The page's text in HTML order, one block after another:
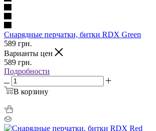
Снарядные перчатки, битки RDX Green
589 грн.
Варианты цен
589 грн.
Подробности
В корзину